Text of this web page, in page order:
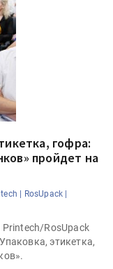
гофра:
пройдет на
|
RosUpack |
RosUpack
этикетка,